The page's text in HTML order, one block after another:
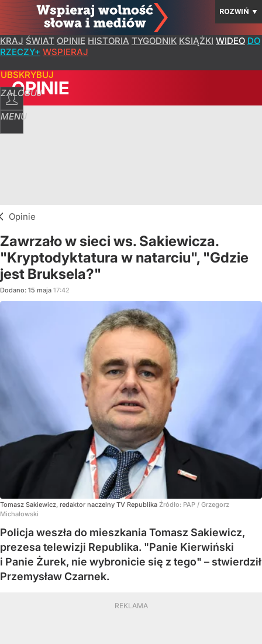
ROZWIŃ ▼
KRAJ ŚWIAT OPINIE HISTORIA TYGODNIK KSIĄŻKI WIDEO DO
RZECZY+ WSPIERAJ
ZALOGUJ
MENU
OPINIE
Opinie
Zawrzało w sieci ws. Sakiewicza.
"Kryptodyktatura w natarciu", "Gdzie
jest Bruksela?"
Dodano: 15 maja 17:42
Tomasz Sakiewicz, redaktor naczelny TV Republika Źródło: PAP / Grzegorz
Michałowski
Policja weszła do mieszkania Tomasz Sakiewicz,
prezesa telewizji Republika. "Panie Kierwiński
i Panie Żurek, nie wybronicie się z tego" – stwierdził
Przemysław Czarnek.